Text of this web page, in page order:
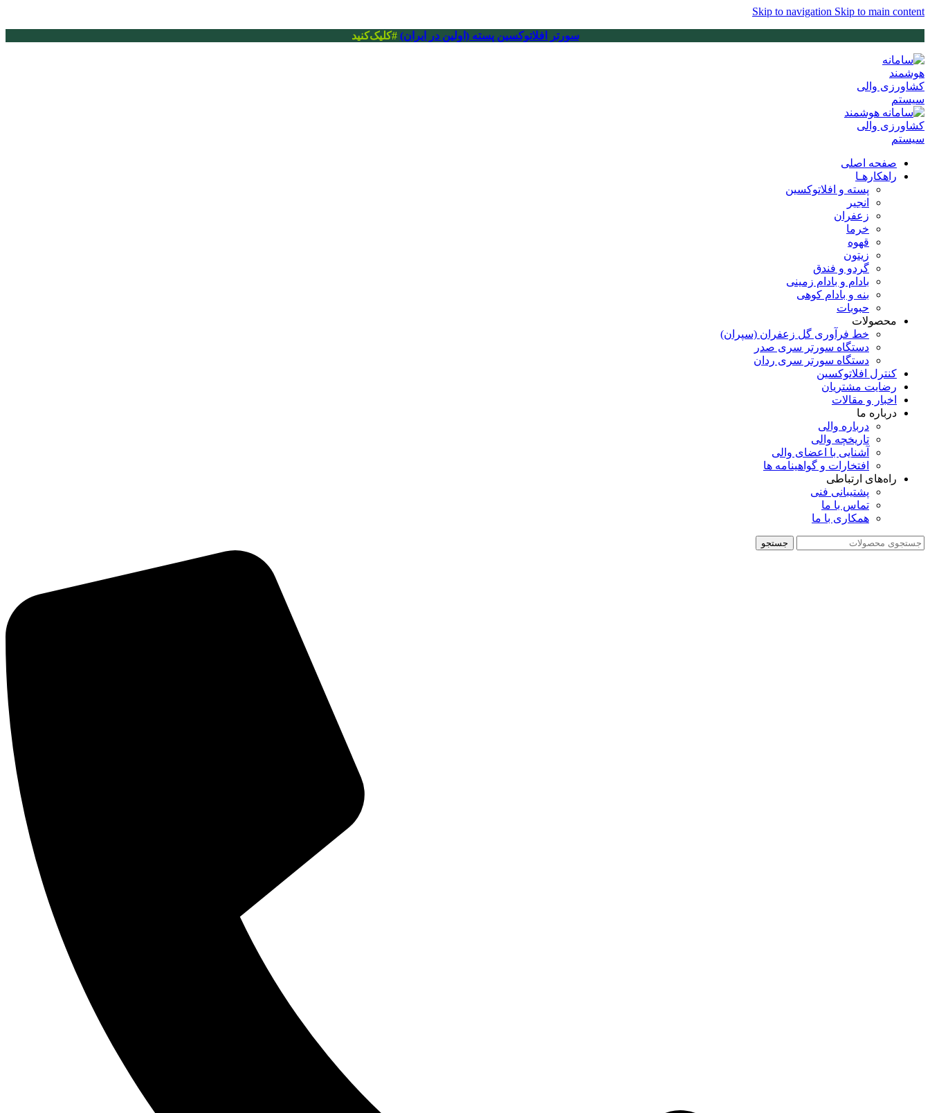
Skip to navigation Skip to main content
سورتر افلاتوکسین پسته (اولین در ایران) #کلیک‌کنید
صفحه اصلی
راهکارهـا
پسته و افلاتوکسین
انجیر
زعفران
خرما
قهوه
زیتون
گردو و فندق
بادام و بادام زمینی
بنه و بادام‌ کوهی
حبوبات
محصولات
خط فرآوری گل زعفران (سپران)
دستگاه سورتر سری صدر
دستگاه سورتر سری ردان
کنترل افلاتوکسین
رضایت مشتریان
اخبار و مقالات
درباره ما
درباره والی
تاریخچه والی
آشنایی با اعضای والی
افتخارات و گواهینامه ها
راه‌های ارتباطی
پشتیبانی فنی
تماس با ما
همکاری با ما
جستجو